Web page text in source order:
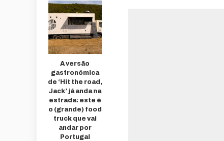
A versão
gastronómica
de ‘Hit the road,
Jack’ já anda na
estrada: este é
o (grande) food
truck que vai
andar por
Portugal